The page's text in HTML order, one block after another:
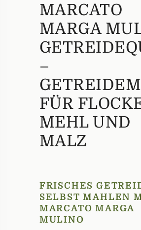
MARCATO
MARGA
–
FÜR
MEHL UND
MALZ
FRISCHES
SELBST MAHLEN
MARCATO MARGA
MULINO